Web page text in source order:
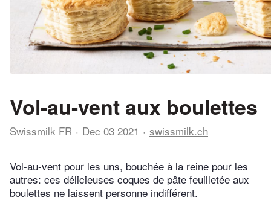
Vol-au-vent aux boulettes
Swissmilk FR Dec 03 2021 swissmilk.ch
Vol-au-vent pour les uns, bouchée à la reine pour les
autres: ces délicieuses coques de pâte feuilletée aux
boulettes ne laissent personne indifférent.